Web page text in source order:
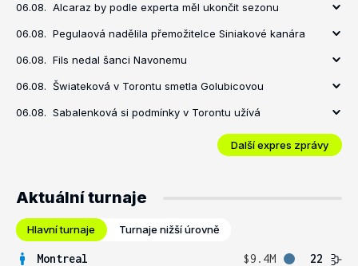
06.08. Alcaraz by podle experta měl ukončit sezonu
06.08. Pegulaová nadělila přemožitelce Siniakové kanára
06.08. Fils nedal šanci Navonemu
06.08. Šwiateková v Torontu smetla Golubicovou
06.08. Sabalenková si podmínky v Torontu užívá
Další expres zprávy
Aktuální turnaje
Hlavní turnaje Turnaje nižší úrovně
Montreal $9.4M
22